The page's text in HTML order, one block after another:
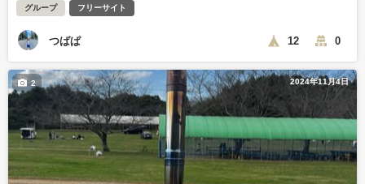
グループ フリーサイト
つばぱ 12 0
2024年11月4日
2